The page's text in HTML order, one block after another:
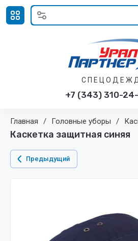
С П Е Ц О Д Е Ж
+7 (343) 310-
Главная / Головные уборы /
Каскетка защитная синяя
Предыдущий